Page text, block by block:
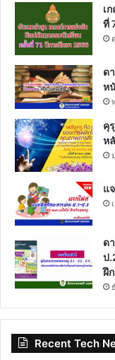
เ
ที่
ด
ห
คุ
ห
แ
ด
ป
ฝึ
Recent Tech